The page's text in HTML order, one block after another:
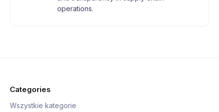
operations.
Categories
Wszystkie kategorie